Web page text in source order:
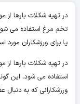
در تهیه شکلات بارها از
تخم مرغ استفاده می
یا برای ورزشکاران مورد
در تهیه شکلات بارها از
استفاده می شود. این
ورزشکارانی که به